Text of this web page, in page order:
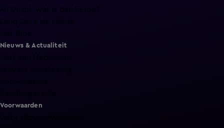
Mi Dushi: wat is dan liefde?
Lang Leve de Liefde
Het Blok
Nieuws & Actualiteit
Voorwaarden